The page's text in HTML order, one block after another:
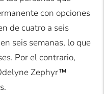
con opciones
de cuatro a seis
seis semanas, lo que
Por el contrario,
Zephyr™